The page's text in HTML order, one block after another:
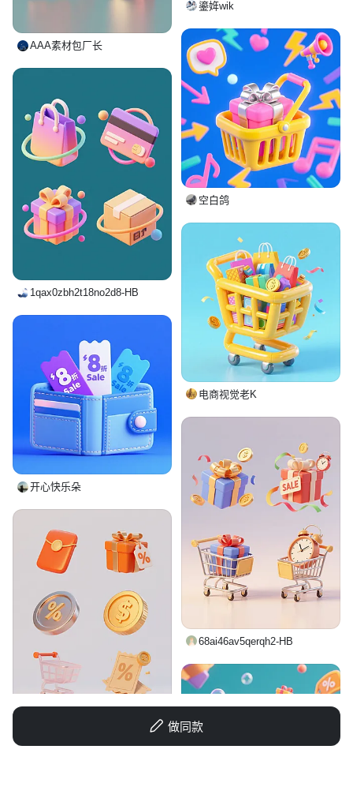
做同款
AAA素材包厂长
鎏姩wik
空白鸽
1qax0zbh2t18no2d8-HB
电商视觉老K
开心快乐朵
68ai46av5qerqh2-HB